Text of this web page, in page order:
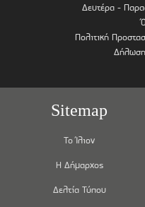
Δευτέρα -
Πολιτική
Sitemap
Το Ίλιον
Η Δήμαρχος
Δελτία Τύπου